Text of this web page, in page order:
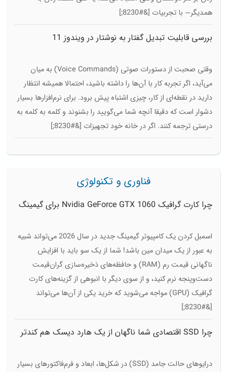
همدیگر— با تجربیات [&#8230;]
بررسی قابلیت تبدیل گفتار به نوشتار در ویندوز 11
وقتی صحبت از دستورات صوتی (Voice Commands) به میان
می‌آید، اگر تجربه کار با آن‌ها را داشته باشید، احتمالا همیشه انتظار
دارید در نقطه‌ای از کار، چیزی اشتباه پیش برود. برای نرم‌افزارها بسیار
دشوار است که دقیقا آنچه شما می‌گویید را بشنوند و کلمه به کلمه به
درستی ترجمه کنند. اگر در خانه خود تجهیزات [&#8230;]
فناوری و تکنولوژی
چرا کارت گرافیک Nvidia GeForce GTX 1060 برای گیمینگ
اسمبل کردن یک کامپیوتر گیمینگ جدید در سال 2026 می‌تواند شبیه
به عبور از یک میدان مین باشد! شما از یک سو باید با افزایش
ناگهانی قیمت رم (RAM) و حافظه‌های ذخیره‌سازی گران‌قیمت
دست‌وپنجه نرم کنید، و از سوی دیگر با انبوهی از گزینه‌های کارت
گرافیک (GPU) مواجه می‌شوید که خرید یکی از آن‌ها می‌تواند
[&#8230;]
چرا SSD اقتصادی شما ناگهان از یک هارد دیسک هم کندتر
درایوهای حالت جامد (SSD) در شکل‌ها، ابعاد و فرم‌فاکتورهای بسیار